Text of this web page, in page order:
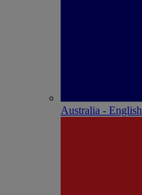
Australia - English